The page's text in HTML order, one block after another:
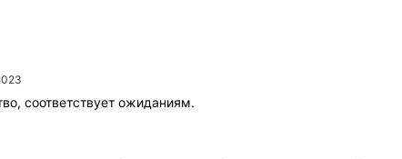
соответствует ожиданиям.